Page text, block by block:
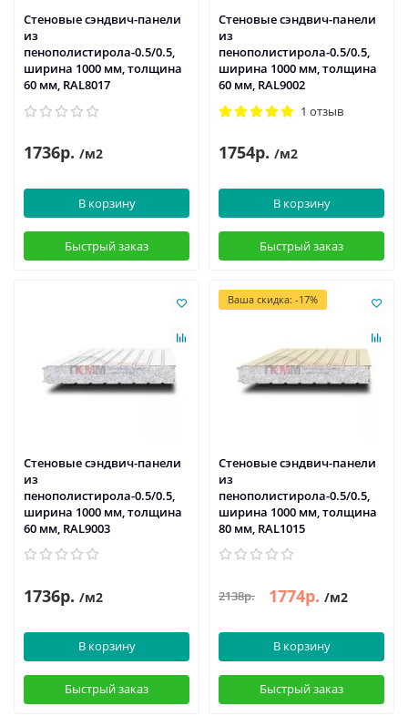
Стеновые сэндвич-панели
из
пенополистирола-0.5/0.5,
ширина 1000 мм, толщина
60 мм, RAL8017
1736р. /м2
В корзину
Быстрый заказ
Стеновые сэндвич-панели
из
пенополистирола-0.5/0.5,
ширина 1000 мм, толщина
60 мм, RAL9002
1 отзыв
1754р. /м2
В корзину
Быстрый заказ
Стеновые сэндвич-панели
из
пенополистирола-0.5/0.5,
ширина 1000 мм, толщина
60 мм, RAL9003
1736р. /м2
В корзину
Быстрый заказ
Ваша скидка: -17%
Стеновые сэндвич-панели
из
пенополистирола-0.5/0.5,
ширина 1000 мм, толщина
80 мм, RAL1015
2138р. 1774р. /м2
В корзину
Быстрый заказ